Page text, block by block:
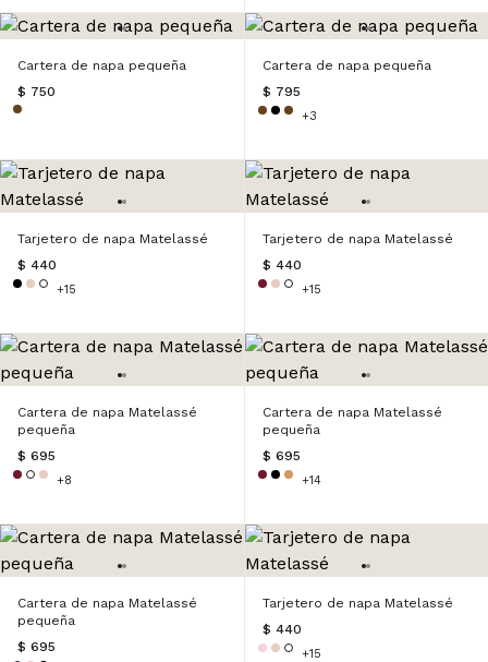
Cartera de napa pequeña
$ 750
Cartera de napa pequeña
$ 795
+3
Tarjetero de napa Matelassé
$ 440
+15
Tarjetero de napa Matelassé
$ 440
+15
Cartera de napa Matelassé
pequeña
$ 695
+8
Cartera de napa Matelassé
pequeña
$ 695
+14
Cartera de napa Matelassé
pequeña
$ 695
Tarjetero de napa Matelassé
$ 440
+15